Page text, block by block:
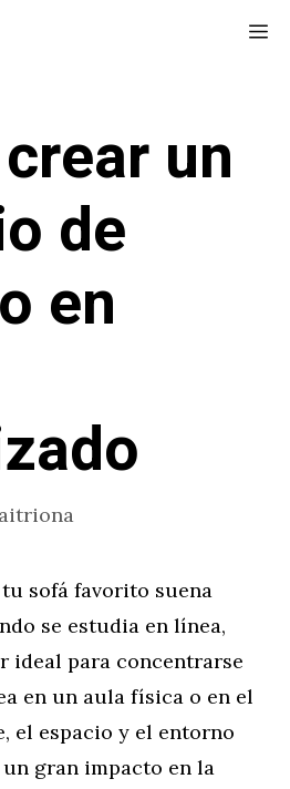
un
de
en
sofá favorito suena
se estudia en línea,
ideal para concentrarse
en un aula física o en el
el espacio y el entorno
gran impacto en la